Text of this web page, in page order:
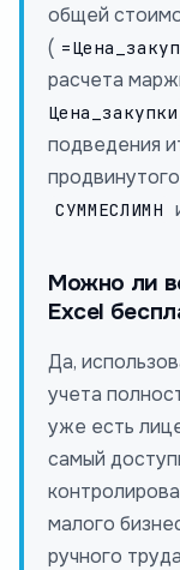
общей
(
расчета
Цена_закупки
подведения
СУММЕСЛИМН
Можно ли
Excel
Да,
учета
уже есть
самый
малого
ручного